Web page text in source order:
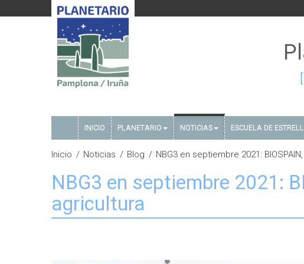
INICIO PLANETARIO NOTICIAS ESCUELA DE
Inicio Noticias Blog NBG3 en septiembre 2021:
NBG3 en septiembre 2021:
agricultura